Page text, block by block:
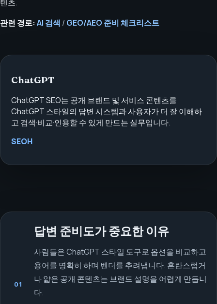
텐츠.
관련 경로: AI 검색 / GEO/AEO 준비 체크리스트
ChatGPT
ChatGPT SEO는 공개 브랜드 및 서비스 콘텐츠를
ChatGPT 스타일의 답변 시스템과 사용자가 더 잘 이해하
고 검색·비교·인용할 수 있게 만드는 실무입니다.
SEOH
01
답변 준비도가 중요한 이유
사람들은 ChatGPT 스타일 도구로 옵션을 비교하고
용어를 명확히 하며 벤더를 추려냅니다. 혼란스럽거
나 얇은 공개 콘텐츠는 브랜드 설명을 어렵게 만듭니
다.